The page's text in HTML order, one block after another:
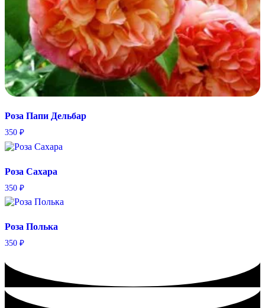
Роза Папи Дельбар
350 ₽
Роза Сахара
350 ₽
Роза Полька
350 ₽